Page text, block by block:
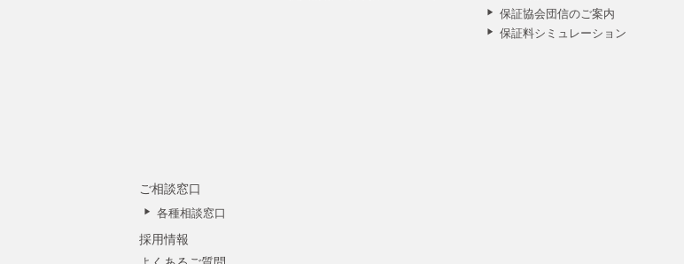
保証協会団信のご案内
保証料シミュレーション
ご相談窓口
各種相談窓口
採用情報